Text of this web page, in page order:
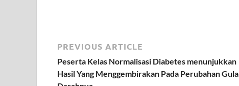
PREVIOUS ARTICLE
Peserta Kelas Normalisasi Diabetes menunjukkan
Hasil Yang Menggembirakan Pada Perubahan Gula